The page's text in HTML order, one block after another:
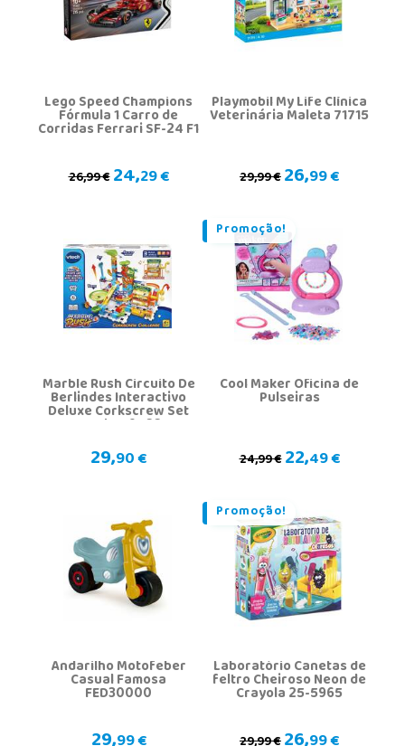
Lego Speed Champions
Fórmula 1 Carro de
Corridas Ferrari SF-24 F1
26,99 €24,29 €
Playmobil My Life Clínica
Veterinária Maleta 71715
29,99 €26,99 €
Marble Rush Circuito De
Berlindes Interactivo
Deluxe Corkscrew Set
Vtech 519422
29,90 €
Promoção!
Cool Maker Oficina de
Pulseiras
24,99 €22,49 €
Andarilho Motofeber
Casual Famosa
FED30000
Promoção!
Laboratório Canetas de
feltro Cheiroso Neon de
Crayola 25-5965